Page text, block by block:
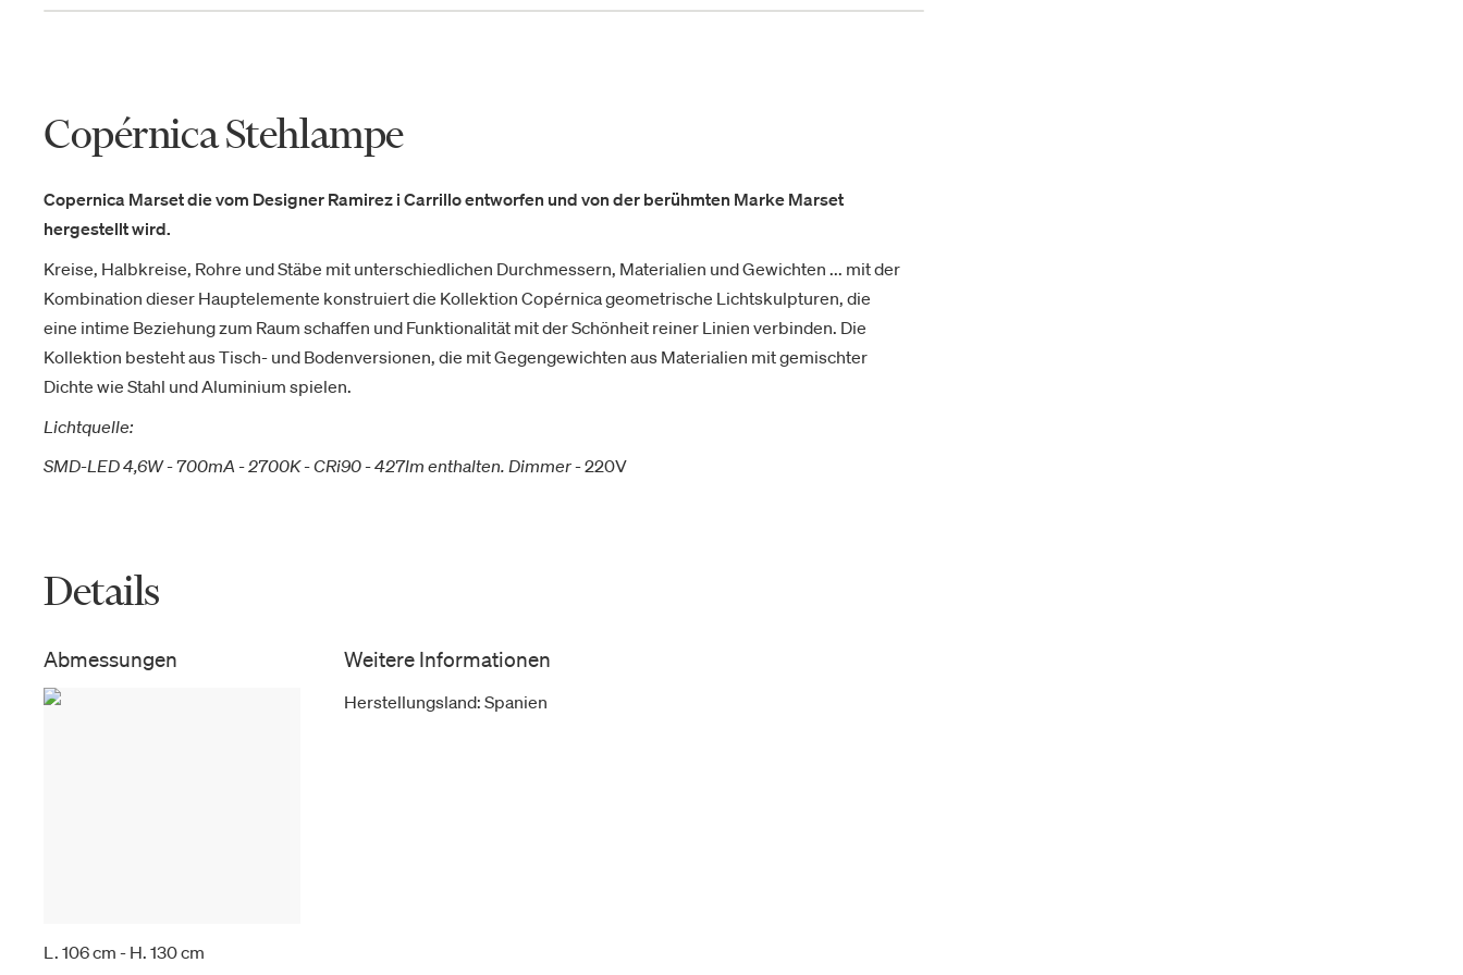
Copérnica Stehlampe
Copernica Marset die vom Designer Ramirez i Carrillo entworfen und von der berühmten Marke Marset
hergestellt wird.
Kreise, Halbkreise, Rohre und Stäbe mit unterschiedlichen Durchmessern, Materialien und Gewichten ... mit der
Kombination dieser Hauptelemente konstruiert die Kollektion Copérnica geometrische Lichtskulpturen, die
eine intime Beziehung zum Raum schaffen und Funktionalität mit der Schönheit reiner Linien verbinden. Die
Kollektion besteht aus Tisch- und Bodenversionen, die mit Gegengewichten aus Materialien mit gemischter
Dichte wie Stahl und Aluminium spielen.
Lichtquelle:
SMD-LED 4,6W - 700mA - 2700K - CRi90 - 427lm enthalten. Dimmer- 220V
Details
Abmessungen
L. 106 cm - H. 130 cm
Weitere Informationen
Herstellungsland:Spanien